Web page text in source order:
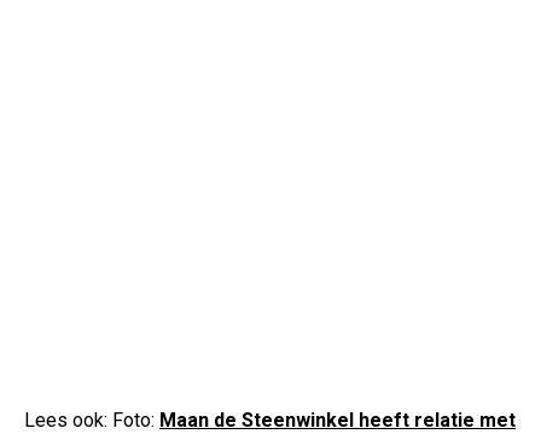
Lees ook: Foto: Maan de Steenwinkel heeft relatie met